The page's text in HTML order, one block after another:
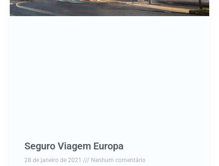
Seguro Viagem Europa
28 de janeiro de 2021 Nenhum comentário